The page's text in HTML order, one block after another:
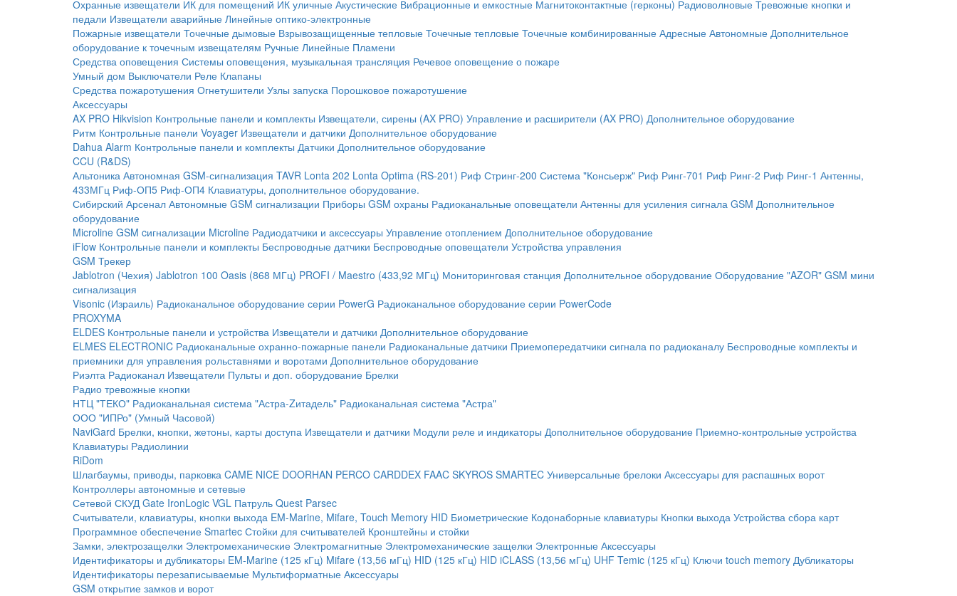
Охранные извещатели ИК для помещений ИК уличные Акустические Вибрационные и емкостные Магнитоконтактные (герконы) Радиоволновые Тревожные кнопки и
педали Извещатели аварийные Линейные оптико-электронные
Пожарные извещатели Точечные дымовые Взрывозащищенные тепловые Точечные тепловые Точечные комбинированные Адресные Автономные Дополнительное
оборудование к точечным извещателям Ручные Линейные Пламени
Средства оповещения Системы оповещения, музыкальная трансляция Речевое оповещение о пожаре
Умный дом Выключатели Реле Клапаны
Средства пожаротушения Огнетушители Узлы запуска Порошковое пожаротушение
Аксессуары
AX PRO Hikvision Контрольные панели и комплекты Извещатели, сирены (AX PRO) Управление и расширители (AX PRO) Дополнительное оборудование
Ритм Контрольные панели Voyager Извещатели и датчики Дополнительное оборудование
Dahua Alarm Контрольные панели и комплекты Датчики Дополнительное оборудование
CCU (R&DS)
Альтоника Автономная GSM-сигнализация TAVR Lonta 202 Lonta Optima (RS-201) Риф Стринг-200 Система "Консьерж" Риф Ринг-701 Риф Ринг-2 Риф Ринг-1 Антенны,
433МГц Риф-ОП5 Риф-ОП4 Клавиатуры, дополнительное оборудование.
Сибирский Арсенал Автономные GSM сигнализации Приборы GSM охраны Радиоканальные оповещатели Антенны для усиления сигнала GSM Дополнительное
оборудование
Microline GSM cигнализации Microline Радиодатчики и аксессуары Управление отоплением Дополнительное оборудование
iFlow Контрольные панели и комплекты Беспроводные датчики Беспроводные оповещатели Устройства управления
GSM Трекер
Jablotron (Чехия) Jablotron 100 Oasis (868 МГц) PROFI / Maestro (433,92 МГц) Мониторинговая станция Дополнительное оборудование Оборудование "AZOR" GSM мини
сигнализация
Visonic (Израиль) Радиоканальное оборудование серии PowerG Радиоканальное оборудование серии PowerCode
PROXYMA
ELDES Контрольные панели и устройства Извещатели и датчики Дополнительное оборудование
ELMES ELECTRONIC Радиоканальные охранно-пожарные панели Радиоканальные датчики Приемопередатчики сигнала по радиоканалу Беспроводные комплекты и
приемники для управления рольставнями и воротами Дополнительное оборудование
Риэлта Радиоканал Извещатели Пульты и доп. оборудование Брелки
Радио тревожные кнопки
НТЦ "ТЕКО" Радиоканальная система "Астра-Zитадель" Радиоканальная система "Астра"
ООО "ИПРо" (Умный Часовой)
NaviGard Брелки, кнопки, жетоны, карты доступа Извещатели и датчики Модули реле и индикаторы Дополнительное оборудование Приемно-контрольные устройства
Клавиатуры Радиолинии
RiDom
Шлагбаумы, приводы, парковка CAME NICE DOORHAN PERCO CARDDEX FAAC SKYROS SMARTEC Универсальные брелоки Аксессуары для распашных ворот
Контроллеры автономные и сетевые
Сетевой СКУД Gate IronLogic VGL Патруль Quest Parsec
Считыватели, клавиатуры, кнопки выхода EM-Marine, Mifare, Touch Memory HID Биометрические Кодонаборные клавиатуры Кнопки выхода Устройства сбора карт
Программное обеспечение Smartec Стойки для считывателей Кронштейны и стойки
Замки, электрозащелки Электромеханические Электромагнитные Электромеханические защелки Электронные Аксессуары
Идентификаторы и дубликаторы EM-Marine (125 кГц) Mifare (13,56 мГц) HID (125 кГц) HID iCLASS (13,56 мГц) UHF Temic (125 кГц) Ключи touch memory Дубликаторы
Идентификаторы перезаписываемые Мультиформатные Аксессуары
GSM открытие замков и ворот